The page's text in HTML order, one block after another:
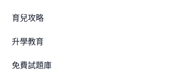
育兒攻略
升學教育
免費試題庫